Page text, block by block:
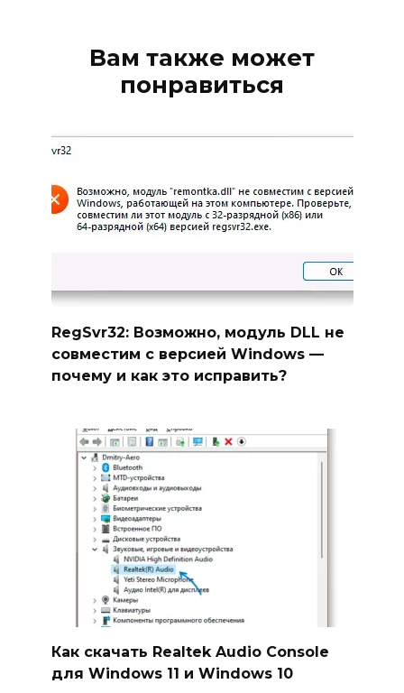
Вам также может
понравиться
RegSvr32: Возможно, модуль DLL не
совместим с версией Windows —
почему и как это исправить?
Как скачать Realtek Audio Console
для Windows 11 и Windows 10